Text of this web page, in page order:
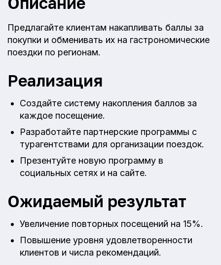
Предлагайте клиентам накапливать баллы за
покупки и обменивать их на гастрономические
поездки по регионам.
Реализация
Создайте систему накопления баллов за
каждое посещение.
Разработайте партнерские программы с
турагентствами для организации поездок.
Презентуйте новую программу в
социальных сетях и на сайте.
Ожидаемый результат
Увеличение повторных посещений на 15%.
Повышение уровня удовлетворенности
клиентов и числа рекомендаций.